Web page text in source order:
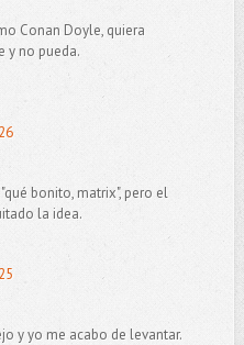
Conan Doyle, quiera
y no pueda.
bonito, matrix", pero el
la idea.
y yo me acabo de levantar.